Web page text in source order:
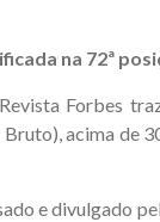
na 72ª
Forbes
acima de
e divulgado